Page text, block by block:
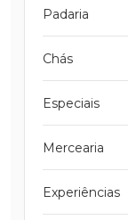
Padaria
Chás
Especiais
Mercearia
Experiências